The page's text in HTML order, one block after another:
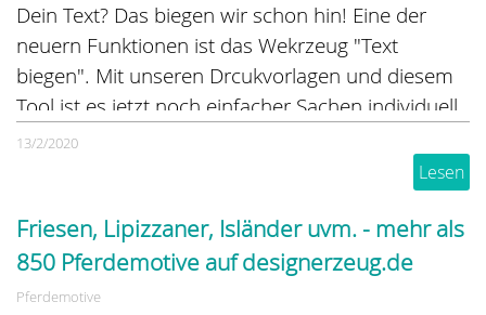
Dein Text? Das biegen wir schon hin! Eine der
neuern Funktionen ist das Wekrzeug "Text
biegen". Mit unseren Drcukvorlagen und diesem
Tool ist es jetzt noch einfacher Sachen individuell
bedrucken zu lassen
13/2/2020
Lesen
Friesen, Lipizzaner, Isländer uvm. - mehr als
850 Pferdemotive auf designerzeug.de
Pferdemotive